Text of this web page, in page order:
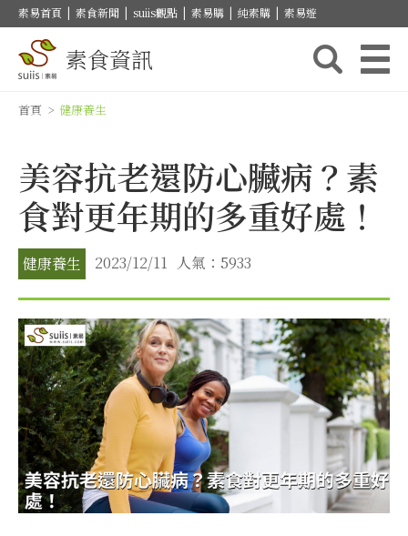
素易首頁 | 素食新聞 | suiis觀點 | 素易購 | 純素購 | 素易遊
素食資訊
首頁 > 健康養生
美容抗老還防心臟病？素
食對更年期的多重好處！
健康養生 2023/12/11 人氣：5933